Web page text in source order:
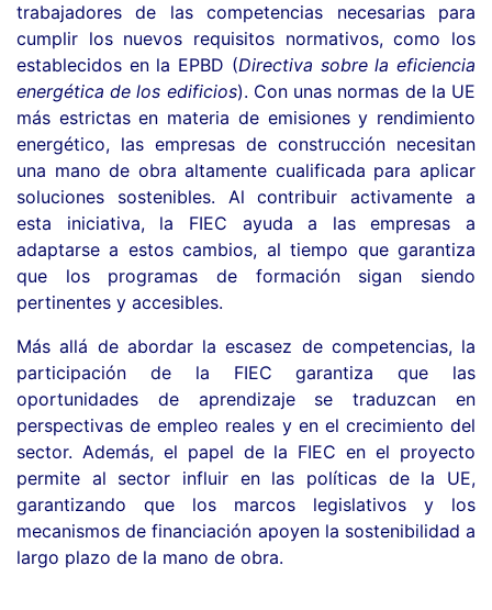
trabajadores de las competencias necesarias para
cumplir los nuevos requisitos normativos, como los
establecidos en la EPBD (Directiva sobre la eficiencia
energética de los edificios). Con unas normas de la UE
más estrictas en materia de emisiones y rendimiento
energético, las empresas de construcción necesitan
una mano de obra altamente cualificada para aplicar
soluciones sostenibles. Al contribuir activamente a
esta iniciativa, la FIEC ayuda a las empresas a
adaptarse a estos cambios, al tiempo que garantiza
que los programas de formación sigan siendo
pertinentes y accesibles.
Más allá de abordar la escasez de competencias, la
participación de la FIEC garantiza que las
oportunidades de aprendizaje se traduzcan en
perspectivas de empleo reales y en el crecimiento del
sector. Además, el papel de la FIEC en el proyecto
permite al sector influir en las políticas de la UE,
garantizando que los marcos legislativos y los
mecanismos de financiación apoyen la sostenibilidad a
largo plazo de la mano de obra.